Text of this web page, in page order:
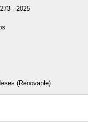
- 2025
(Renovable)